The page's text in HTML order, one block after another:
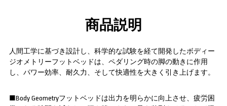
商品説明
人間工学に基づき設計し、科学的な試験を経て開発したボディー
ジオメトリーフットベッドは、ペダリング時の脚の動きに作用
し、パワー効率、耐久力、そして快適性を大きく引き上げます。
■Body Geometryフットベッドは出力を明らかに向上させ、疲労困